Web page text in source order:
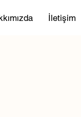
İletişim